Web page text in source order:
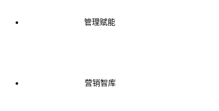
管理赋能
营销智库